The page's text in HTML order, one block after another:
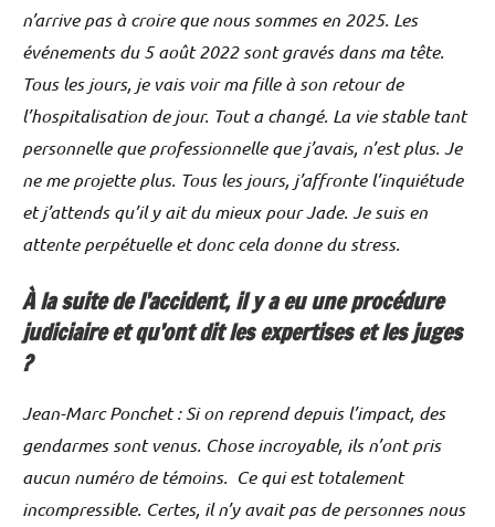
n’arrive pas à croire que nous sommes en 2025. Les
événements du 5 août 2022 sont gravés dans ma tête.
Tous les jours, je vais voir ma fille à son retour de
l’hospitalisation de jour. Tout a changé. La vie stable tant
personnelle que professionnelle que j’avais, n’est plus. Je
ne me projette plus. Tous les jours, j’affronte l’inquiétude
et j’attends qu’il y ait du mieux pour Jade. Je suis en
attente perpétuelle et donc cela donne du stress.
À la suite de l’accident, il y a eu une procédure
judiciaire et qu’ont dit les expertises et les juges
?
Jean-Marc Ponchet : Si on reprend depuis l’impact, des
gendarmes sont venus. Chose incroyable, ils n’ont pris
aucun numéro de témoins. Ce qui est totalement
incompressible. Certes, il n’y avait pas de personnes nous